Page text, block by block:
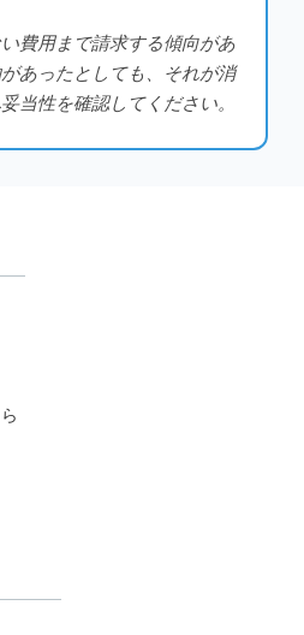
費用まで請求する傾向があ
あったとしても、それが消
当性を確認してください。